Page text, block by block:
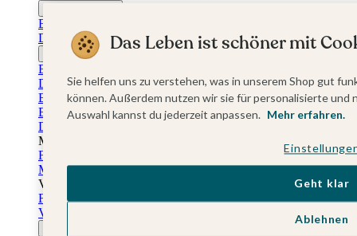
Einladungskarten Firmung
Dankeskarten Firmung
Jugendweihekarten
Einladungskarten Jugendweihe
Dankeskarten Jugendweihe
Einschulungskarten
Einladungskarten Einschulung
Danksagung Einschulung
Muttertag
Fotogeschenke Muttertag
Muttertagskarten
Vatertag
Fotogeschenke Vatertag
Vatertagskarten
Das Leben ist schöner mit
Sie helfen uns zu verstehen, was in unserem Shop gut
können. Außerdem nutzen wir sie für personalisierte
Auswahl kannst du jederzeit anpassen. Mehr erfahren.
Ablehnen
Geht klar